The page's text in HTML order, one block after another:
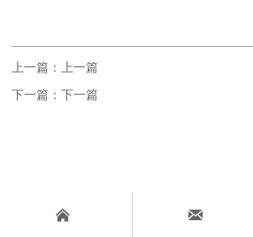
上一篇：上一篇
下一篇：下一篇
 